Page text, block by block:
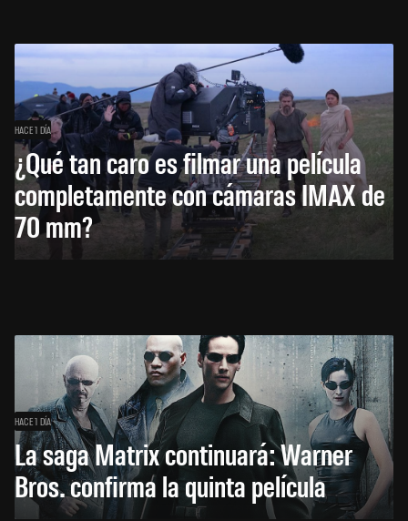
HACE 1 DÍA
¿Qué tan caro es filmar una película
completamente con cámaras IMAX de
70 mm?
HACE 1 DÍA
La saga Matrix continuará: Warner
Bros. confirma la quinta película